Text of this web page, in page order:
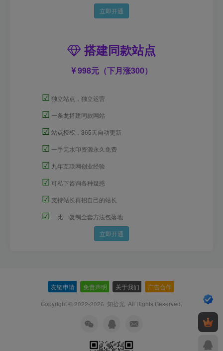
立即开通
搭建同款站点
998元（下月涨300）
☑ 独立站点，独立运营
☑ 一条龙搭建同款网站
☑ 站点授权，365天自动更新
☑ 一手无水印资源永久免费
☑ 九年互联网创业经验
☑ 可私下咨询各种疑惑
☑ 支持站长再招自己的站长
☑ 一比一复制全套方法包落地
立即开通
友链申请 免责声明 关于我们 广告合作
Copyright © 2022-2026 知拾光 All Rights Reserved.